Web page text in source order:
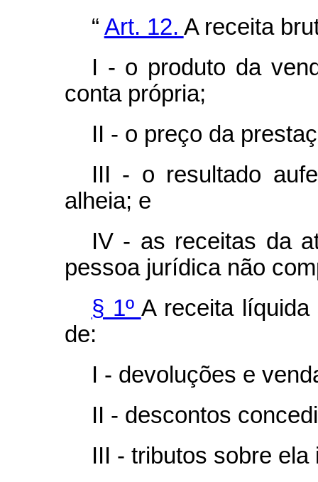
“ Art. 12. A receita
I - o produto da
conta própria;
II - o preço da
III - o resultado
alheia; e
IV - as receitas da
pessoa jurídica não
§ 1º A receita
de:
I - devoluções e
II - descontos
III - tributos sobre ela